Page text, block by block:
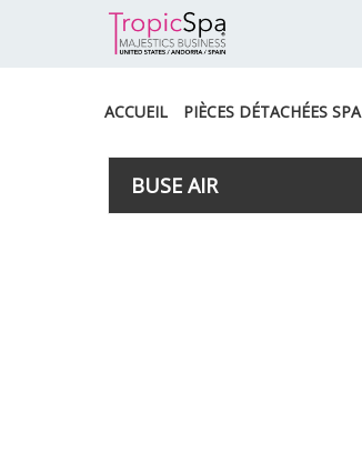
ACCUEIL PIÈCES DÉTACHÉES SPA
BUSE AIR